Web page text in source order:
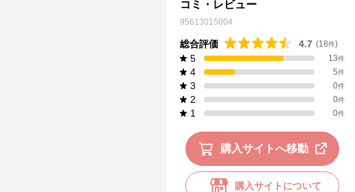
コミ・レビュー
95613015004
総合評価 4.7 (18件)
5 13件
4 5件
3 0件
2 0件
1 0件
購入サイトへ移動
購入サイトについて